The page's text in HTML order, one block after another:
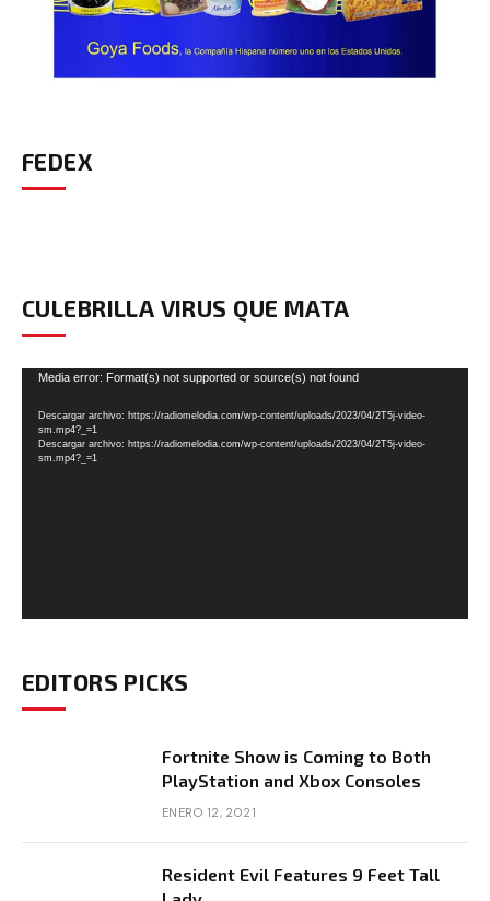
FEDEX
CULEBRILLA VIRUS QUE MATA
Reproductor
vídeo
Media error: Format(s) not supported or source(s) not found
Descargar archivo: https://radiomelodia.com/wp-content/uploads/2023/04/2T5j-video-
sm.mp4?_=1
Descargar archivo: https://radiomelodia.com/wp-content/uploads/2023/04/2T5j-video-
sm.mp4?_=1
EDITORS PICKS
Fortnite Show is Coming to Both
PlayStation and Xbox Consoles
ENERO 12, 2021
Resident Evil Features 9 Feet Tall